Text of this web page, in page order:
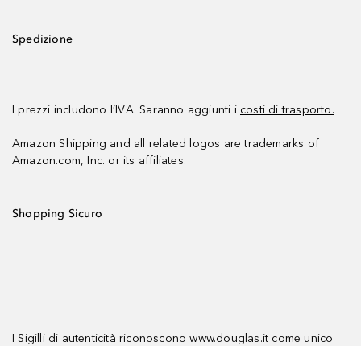
Spedizione
I prezzi includono l’IVA. Saranno aggiunti i costi di trasporto.
Amazon Shipping and all related logos are trademarks of
Amazon.com, Inc. or its affiliates.
Shopping Sicuro
I Sigilli di autenticità riconoscono www.douglas.it come unico